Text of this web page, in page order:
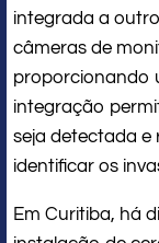
integrada a
câmeras de
proporcionando
integração
seja detectada
identificar os
Em Curitiba, há